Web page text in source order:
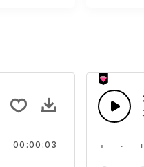
07
톤
00:00:03